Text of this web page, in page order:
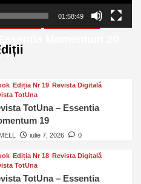
01:58:49
0
Ediția Nr 19 Revista Digitală
TotUna
TotUna – Essentia
19
MELL iulie 7, 2026 0
Ediția Nr 18 Revista Digitală
TotUna
TotUna – Essentia